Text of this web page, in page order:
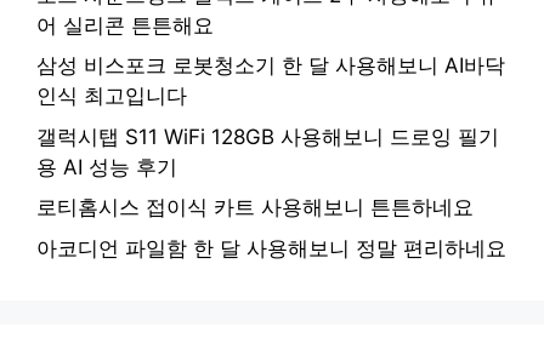
어 실리콘 튼튼해요
삼성 비스포크 로봇청소기 한 달 사용해보니 AI바닥
인식 최고입니다
갤럭시탭 S11 WiFi 128GB 사용해보니 드로잉 필기
용 AI 성능 후기
로티홈시스 접이식 카트 사용해보니 튼튼하네요
아코디언 파일함 한 달 사용해보니 정말 편리하네요